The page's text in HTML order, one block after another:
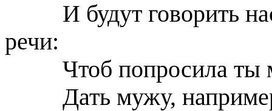
И будут говорить
речи:
Чтоб попросила ты
Дать мужу,